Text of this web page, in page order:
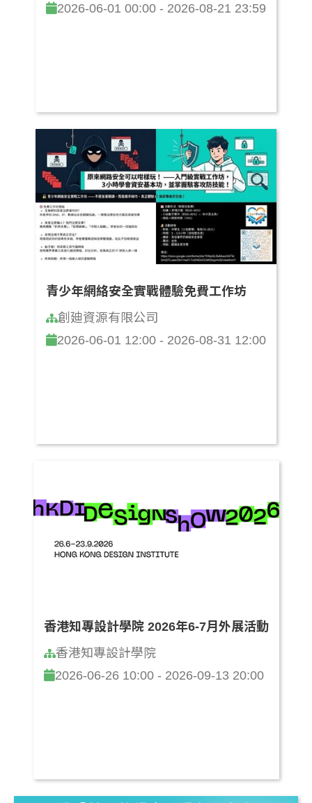
2026-06-01 00:00 - 2026-08-21 23:59
青少年網絡安全實戰體驗免費工作坊
創廸資源有限公司
2026-06-01 12:00 - 2026-08-31 12:00
香港知專設計學院 2026年6-7月外展活動
香港知專設計學院
2026-06-26 10:00 - 2026-09-13 20:00